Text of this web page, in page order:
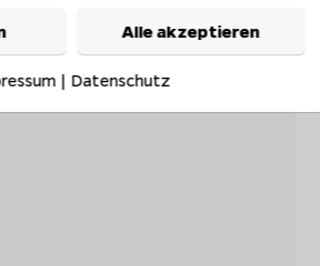
Alle akzeptieren
| Datenschutz